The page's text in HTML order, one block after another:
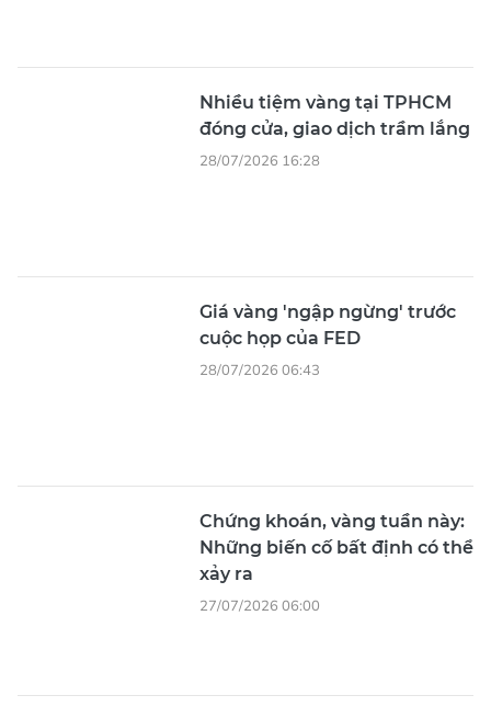
Nhiều tiệm vàng tại TPHCM
đóng cửa, giao dịch trầm lắng
28/07/2026 16:28
Giá vàng 'ngập ngừng' trước
cuộc họp của FED
28/07/2026 06:43
Chứng khoán, vàng tuần này:
Những biến cố bất định có thể
xảy ra
27/07/2026 06:00